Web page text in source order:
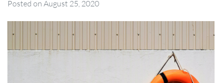
Posted on August 25, 2020